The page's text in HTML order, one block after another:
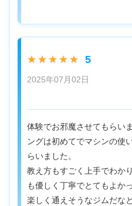
★★★★★ 5
2025年07月02日
体験でお邪魔させてもらい
ングは初めてでマシンの使
らいました。
教え方もすごく上手でわか
も優しく丁寧でとてもよか
楽しく通えそうなジムだな